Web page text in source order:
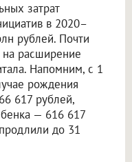
затрат
в 2020–
рублей. Почти
расширение
Напомним, с 1
рождения
617 рублей,
— 616 617
до 31